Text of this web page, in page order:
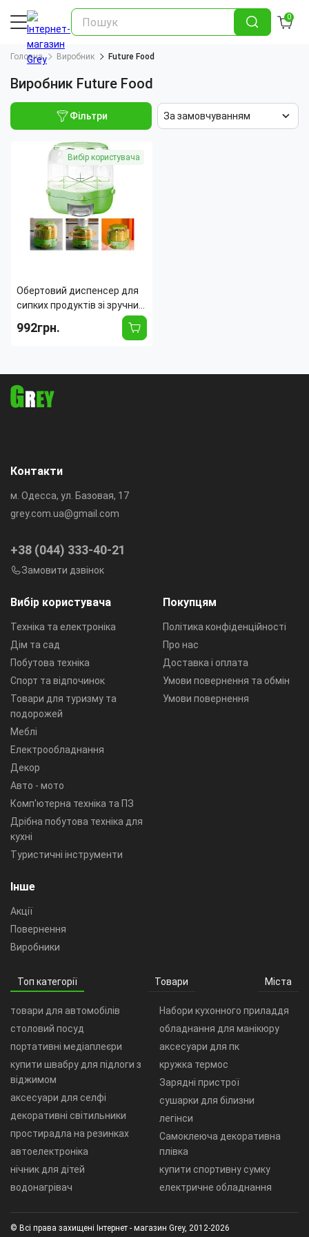
0
Головна Виробник Future Food
Виробник Future Food
Фільтри За замовчуванням
Вибір користувача
Обертовий диспенсер для
сипких продуктів зі зручним
дозатором на 6 відділень,
зелений
992грн.
Материал:
Объем:6000 л
Вибір користувача
Техніка та електроніка
Дім та сад
Побутова техніка
Спорт та відпочинок
Товари для туризму та
подорожей
Меблі
Електрообладнання
Декор
Авто - мото
Комп'ютерна техніка та ПЗ
Дрібна побутова техніка для
кухні
Туристичні інструменти
Покупцям
Політика конфіденційності
Про нас
Доставка і оплата
Умови повернення та обмін
Умови повернення
Інше
Акції
Повернення
Виробники
Контакти
м. Одесса, ул. Базовая, 17
grey.com.ua@gmail.com
+38 (044) 333-40-21
Замовити дзвінок
Топ категорії Товари Міста
товари для автомобілів
столовий посуд
портативні медіаплеєри
купити швабру для підлоги з
віджимом
аксесуари для селфі
декоративні світильники
простирадла на резинках
автоелектроніка
нічник для дітей
водонагрівач
Набори кухонного приладдя
обладнання для манікюру
аксесуари для пк
кружка термос
Зарядні пристрої
сушарки для білизни
легінси
Самоклеюча декоративна
плівка
купити спортивну сумку
електричне обладнання
© Всі права захищені Інтернет - магазин Grey, 2012-2026